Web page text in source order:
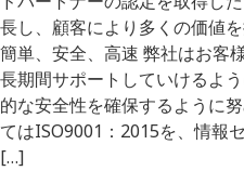
長し、顧客により多くの価値
簡単、安全、高速 弊社はお客
長期間サポートしていけるよ
的な安全性を確保するように
てはISO9001：2015を、情報
[…]